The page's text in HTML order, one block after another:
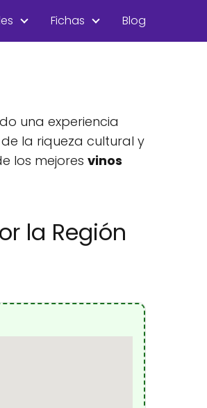
Fichas Blog
una experiencia
la riqueza cultural y
los mejores vinos
la Región